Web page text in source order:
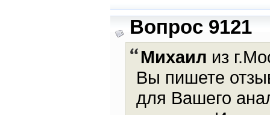
Вопрос 9121
Михаил из
Вы пишете
для Вашего